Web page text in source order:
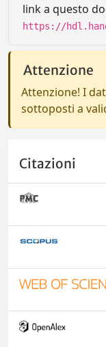
link a questo
https://
Attenzione
Attenzione! I
sottoposti a
Citazioni